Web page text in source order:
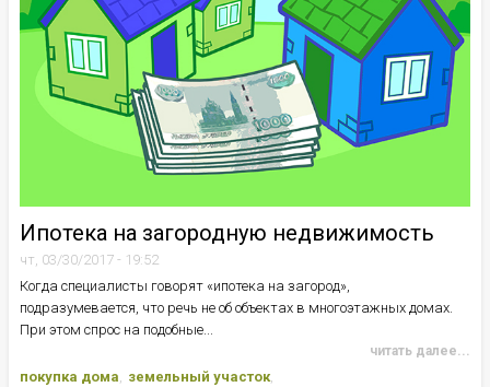
Ипотека на загородную недвижимость
чт, 03/30/2017 - 19:52
Когда специалисты говорят «ипотека на загород»,
подразумевается, что речь не об объектах в многоэтажных домах.
При этом спрос на подобные...
читать далее...
покупка дома
земельный участок